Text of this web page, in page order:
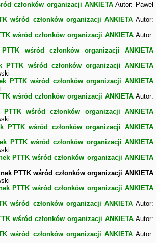
członków organizacji ANKIETAAutor: Paweł
wśród członków organizacji ANKIETAAutor:
wśród członków organizacji ANKIETAAutor:
wśród członków organizacji ANKIETA
PTTK wśród członków organizacji ANKIETA
PTTK wśród członków organizacji ANKIETA
wśród członków organizacji ANKIETAAutor:
PTTK wśród członków organizacji ANKIETA
PTTK wśród członków organizacji ANKIETA
PTTK wśród członków organizacji ANKIETA
PTTK wśród członków organizacji ANKIETA
PTTK wśród członków organizacji ANKIETA
PTTK wśród członków organizacji ANKIETA
wśród członków organizacji ANKIETAAutor:
wśród członków organizacji ANKIETAAutor:
wśród członków organizacji ANKIETAAutor: